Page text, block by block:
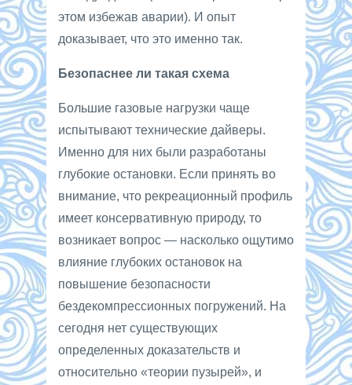
этом избежав аварии). И опыт
доказывает, что это именно так.
Безопаснее ли такая схема
Большие газовые нагрузки чаще
испытывают технические дайверы.
Именно для них были разработаны
глубокие остановки. Если принять во
внимание, что рекреационный профиль
имеет консервативную природу, то
возникает вопрос — насколько ощутимо
влияние глубоких остановок на
повышение безопасности
бездекомпрессионных погружений. На
сегодня нет существующих
определенных доказательств и
относительно «теории пузырей», и